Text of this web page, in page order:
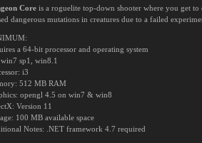
Core is a roguelite top-down shooter where you get
dangerous mutations in creatures due to a failed
a 64-bit processor and operating system
sp1, win8.1
i3
512 MB RAM
opengl 4.5 on win7 & win8
Version 11
100 MB available space
Notes: .NET framework 4.7 required